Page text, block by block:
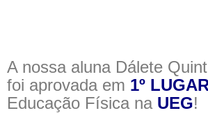
A nossa aluna Dálete
foi aprovada em 1º LUGAR
Educação Física na UEG!